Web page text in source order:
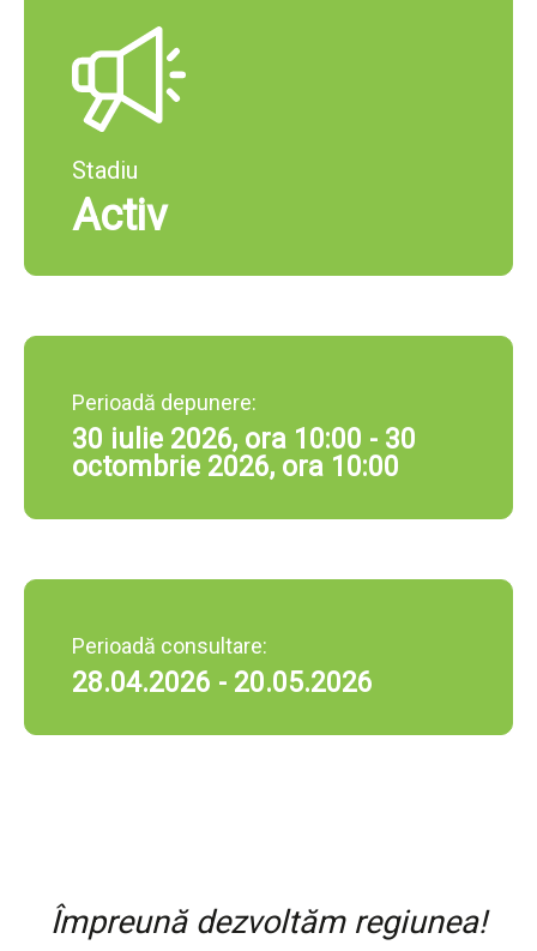
Stadiu
Activ
Perioadă depunere:
30 iulie 2026, ora 10:00 - 30
octombrie 2026, ora 10:00
Perioadă consultare:
28.04.2026 - 20.05.2026
Împreună dezvoltăm regiunea!